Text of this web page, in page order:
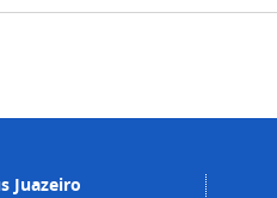
Juazeiro